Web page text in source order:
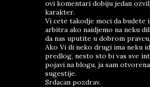
ovi komentari dobiju jedan
karakter.
Vi cete takodje moci da budete
arbitra ako naidjemo na neku
da nas uputite u dobrom
Ako Vi ili neko drugi ima neku
predlog, nesto sto bi vas sve
pojavi na blogu, ja sam
sugestije.
Srdacan pozdrav.